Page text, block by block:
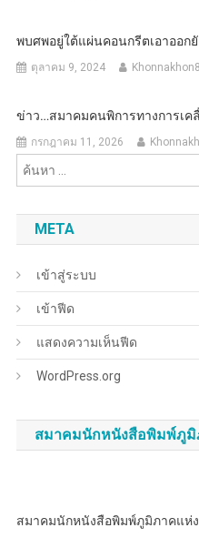
พบศพอยู่ใต้แผ่นคอนกรีตเอาออกยั
ตุลาคม 9, 2024
ข่าว…สมาคมคนพิการทางการเค
กรกฎาคม 11, 2026
META
เข้าสู่ระบบ
เข้าฟีด
แสดงความเห็นฟีด
WordPress.org
สมาคมนักหนังสือพิมพ์ภูมิ
สมาคมนักหนังสือพิมพ์ภูมิภาคแห่ง